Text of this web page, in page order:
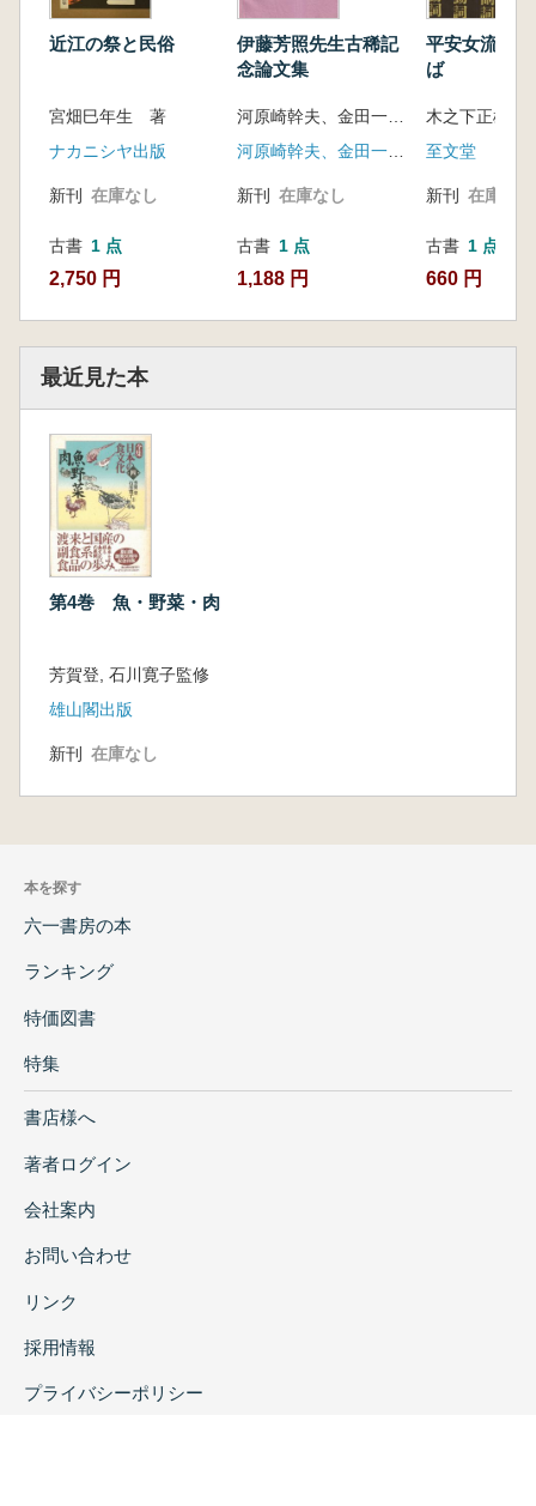
近江の祭と民俗
宮畑巳年生 著
ナカニシヤ出版
新刊 在庫なし
古書 1 点
2,750 円
伊藤芳照先生古稀記
念論文集
新刊 在庫なし
古書 1 点
1,188 円
平安女流文
ば
木之下正雄
至文堂
新刊 在庫なし
古書 1 点
660 円
最近見た本
第4巻 魚・野菜・肉
芳賀登, 石川寛子監修
雄山閣出版
新刊 在庫なし
本を探す
六一書房の本
ランキング
特価図書
特集
書店様へ
著者ログイン
会社案内
お問い合わせ
リンク
採用情報
プライバシーポリシー